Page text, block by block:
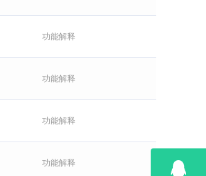
功能解释
功能解释
功能解释
功能解释